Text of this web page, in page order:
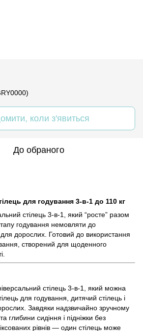
коли з'явиться
До обраного
для годування 3-в-1 до 110 кг
стілець 3-в-1, який “росте” разом
годування немовляти до
для дорослих. Готовий до використання
створений для щоденного
стілець 3-в-1, який можна
для годування, дитячий стілець і
Завдяки надзвичайно зручному
глибини сидіння і підніжки без
рівнів — один стілець може